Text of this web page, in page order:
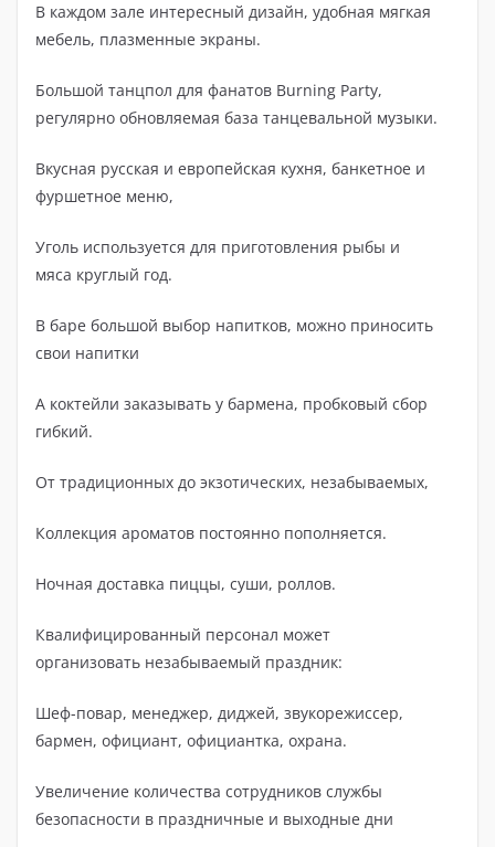
В каждом зале интересный дизайн, удобная мягкая
мебель, плазменные экраны.
Большой танцпол для фанатов Burning Party,
регулярно обновляемая база танцевальной музыки.
Вкусная русская и европейская кухня, банкетное и
фуршетное меню,
Уголь используется для приготовления рыбы и
мяса круглый год.
В баре большой выбор напитков, можно приносить
свои напитки
А коктейли заказывать у бармена, пробковый сбор
гибкий.
От традиционных до экзотических, незабываемых,
Коллекция ароматов постоянно пополняется.
Ночная доставка пиццы, суши, роллов.
Квалифицированный персонал может
организовать незабываемый праздник:
Шеф-повар, менеджер, диджей, звукорежиссер,
бармен, официант, официантка, охрана.
Увеличение количества сотрудников службы
безопасности в праздничные и выходные дни